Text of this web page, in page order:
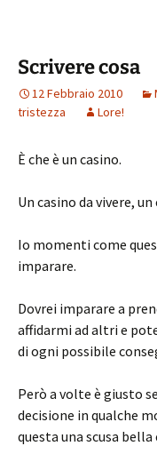
Scrivere cosa
12 Febbraio 2010
tristezza
Lore!
È che è un casino.
Un casino da vivere,
Io momenti come
imparare.
Dovrei imparare a
affidarmi ad altri e
di ogni possibile
Però a volte è giusto
decisione in qualche
questa una scusa bella